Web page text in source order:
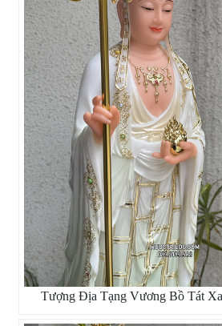
Tượng Địa Tạng Vương Bồ Tát